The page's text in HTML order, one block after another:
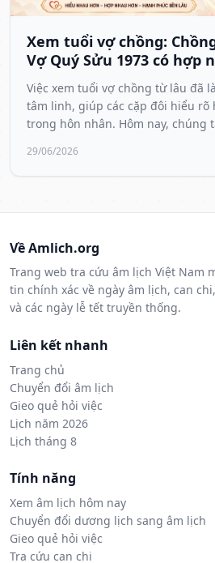
Xem tuổi vợ chồng:
Vợ Quý Sửu 1973 có hợp
Việc xem tuổi vợ chồng từ lâu đã
tâm linh, giúp các cặp đôi hiểu rõ
trong hôn nhân. Hôm nay, chúng
29/06/2026
Về Amlich.org
Trang web tra cứu âm lịch Việt Nam
tin chính xác về ngày âm lịch, can
và các ngày lễ tết truyền thống.
Liên kết nhanh
Trang chủ
Chuyển đổi âm lịch
Gieo quẻ hỏi việc
Lịch năm 2026
Lịch tháng 8
Tính năng
Xem âm lịch hôm nay
Chuyển đổi dương lịch sang âm lịch
Gieo quẻ hỏi việc
Tra cứu can chi